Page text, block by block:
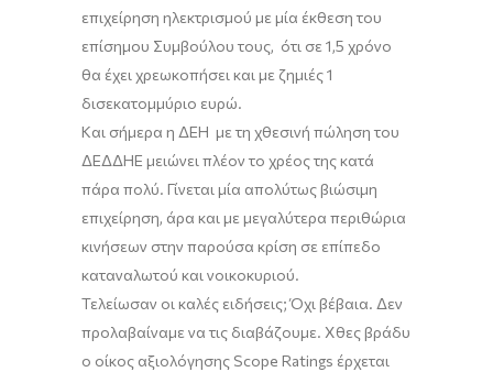
επιχείρηση ηλεκτρισμού με μία έκθεση του
επίσημου Συμβούλου τους, ότι σε 1,5 χρόνο
θα έχει χρεωκοπήσει και με ζημιές 1
δισεκατομμύριο ευρώ.
Και σήμερα η ΔΕΗ με τη χθεσινή πώληση του
ΔΕΔΔΗΕ μειώνει πλέον το χρέος της κατά
πάρα πολύ. Γίνεται μία απολύτως βιώσιμη
επιχείρηση, άρα και με μεγαλύτερα περιθώρια
κινήσεων στην παρούσα κρίση σε επίπεδο
καταναλωτού και νοικοκυριού.
Τελείωσαν οι καλές ειδήσεις; Όχι βέβαια. Δεν
προλαβαίναμε να τις διαβάζουμε. Χθες βράδυ
ο οίκος αξιολόγησης Scope Ratings έρχεται